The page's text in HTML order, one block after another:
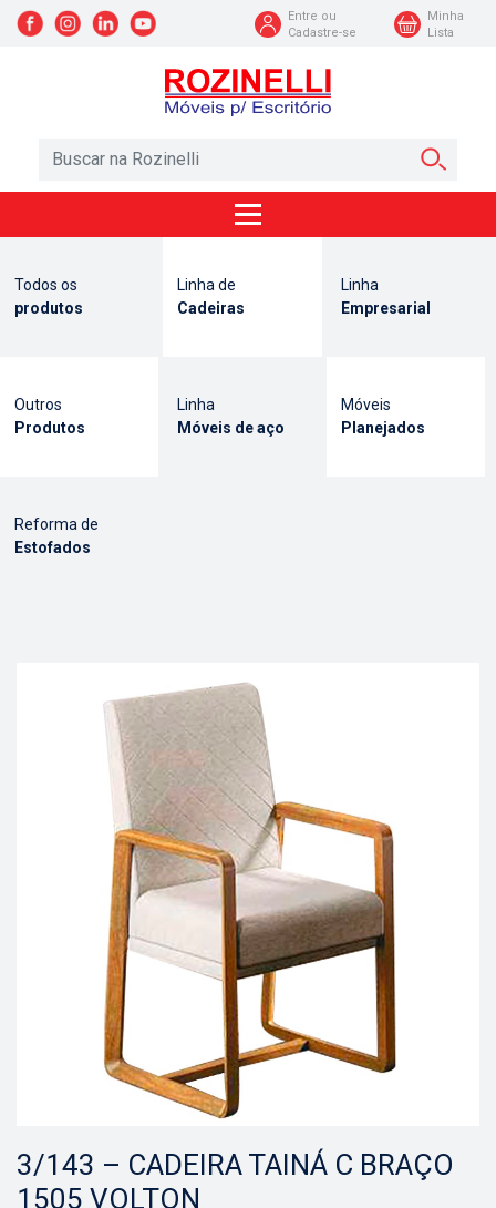
Entre ou
Cadastre-se
Minha
Lista
Todos os
produtos
Linha de
Cadeiras
Linha
Empresarial
Outros
Produtos
Linha
Móveis de aço
Móveis
Planejados
Reforma de
Estofados
3/143 – CADEIRA TAINÁ C BRAÇO
1505 VOLTON